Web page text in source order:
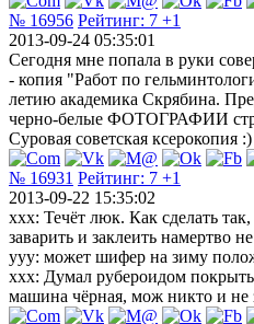
№ 16956 Рейтинг: 7 +1
2013-09-24 05:35:01
Сегодня мне попала в руки
- копия "Работ по
летию академика Скрябина.
черно-белые ФОТОГРАФИИ
Суровая советская ксерокопия :)
№ 16931 Рейтинг: 7 +1
2013-09-22 15:35:02
xxx: Течёт люк. Как сделать
заварить и заклеить намертво
yyy: может шифер на зиму
xxx: Думал рубероидом покрыть
машина чёрная, мож никто и не